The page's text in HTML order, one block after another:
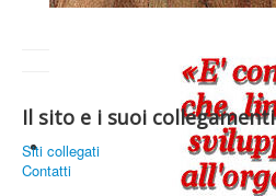
Archivi
La campagna referendaria 2016
Il sito e i suoi collegamenti
Siti collegati
Contatti